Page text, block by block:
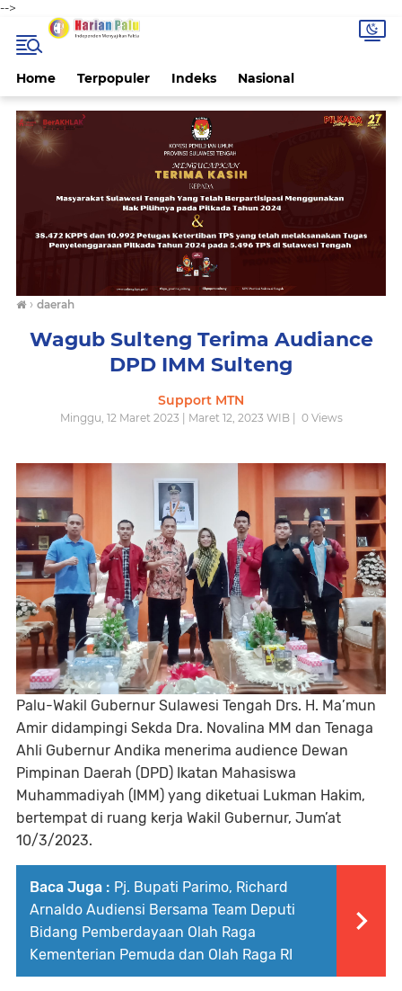
-->
Home Terpopuler Indeks Nasional
› daerah
Wagub Sulteng Terima Audiance
DPD IMM Sulteng
Support MTN
Minggu, 12 Maret 2023 | Maret 12, 2023 WIB | 0Views
Palu-Wakil Gubernur Sulawesi Tengah Drs. H. Ma’mun
Amir didampingi Sekda Dra. Novalina MM dan Tenaga
Ahli Gubernur Andika menerima audience Dewan
Pimpinan Daerah (DPD) Ikatan Mahasiswa
Muhammadiyah (IMM) yang diketuai Lukman Hakim,
bertempat di ruang kerja Wakil Gubernur, Jum’at
10/3/2023.
Baca Juga : Pj. Bupati Parimo, Richard
Arnaldo Audiensi Bersama Team Deputi
Bidang Pemberdayaan Olah Raga
Kementerian Pemuda dan Olah Raga RI